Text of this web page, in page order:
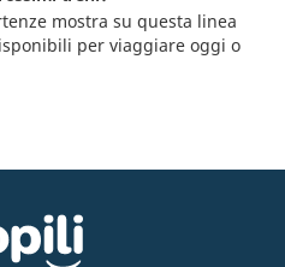
mostra su questa linea
per viaggiare oggi o